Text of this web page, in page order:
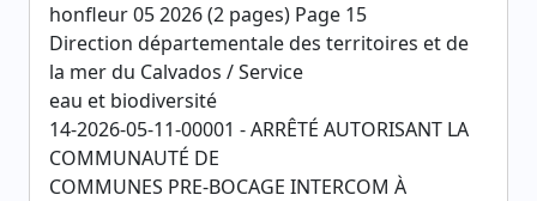
honfleur 05 2026 (2 pages) Page 15
Direction départementale des territoires et de
la mer du Calvados / Service
eau et biodiversité
14-2026-05-11-00001 - ARRÊTÉ AUTORISANT LA
COMMUNAUTÉ DE
COMMUNES PRE-BOCAGE INTERCOM À